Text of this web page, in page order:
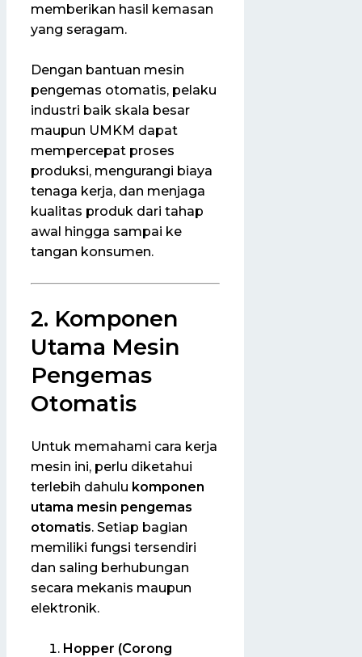
memberikan hasil kemasan
yang seragam.
Dengan bantuan mesin
pengemas otomatis, pelaku
industri baik skala besar
maupun UMKM dapat
mempercepat proses
produksi, mengurangi biaya
tenaga kerja, dan menjaga
kualitas produk dari tahap
awal hingga sampai ke
tangan konsumen.
2. Komponen
Utama Mesin
Pengemas
Otomatis
Untuk memahami cara kerja
mesin ini, perlu diketahui
terlebih dahulu komponen
utama mesin pengemas
otomatis. Setiap bagian
memiliki fungsi tersendiri
dan saling berhubungan
secara mekanis maupun
elektronik.
Hopper (Corong